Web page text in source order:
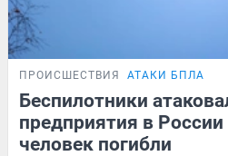
ПРОИСШЕСТВИЯ АТАКИ БПЛА
Беспилотники
предприятия в
человек погибли